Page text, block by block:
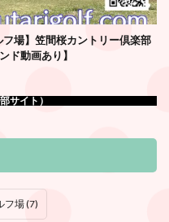
場】笠間桜カントリー倶楽部
ド動画あり】
サイト）
フ場(7)